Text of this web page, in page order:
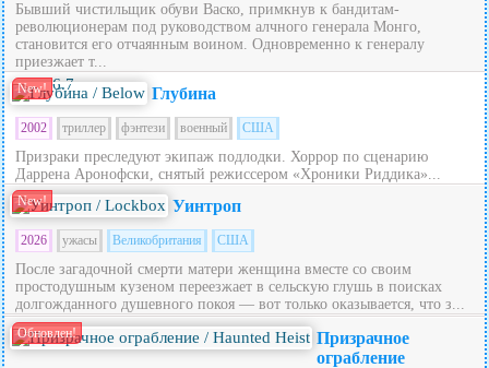
Бывший чистильщик обуви Васко, примкнув к бандитам-
революционерам под руководством алчного генерала Монго,
становится его отчаянным воином. Одновременно к генералу
приезжает т...
New! 6.7 Глубина
2002 триллер фэнтези военный США
Призраки преследуют экипаж подлодки. Хоррор по сценарию
Даррена Аронофски, снятый режиссером «Хроники Риддика»...
New! Уинтроп
2026 ужасы Великобритания США
После загадочной смерти матери женщина вместе со своим
простодушным кузеном переезжает в сельскую глушь в поисках
долгожданного душевного покоя — вот только оказывается, что з...
Обновлен!
Призрачное
ограбление